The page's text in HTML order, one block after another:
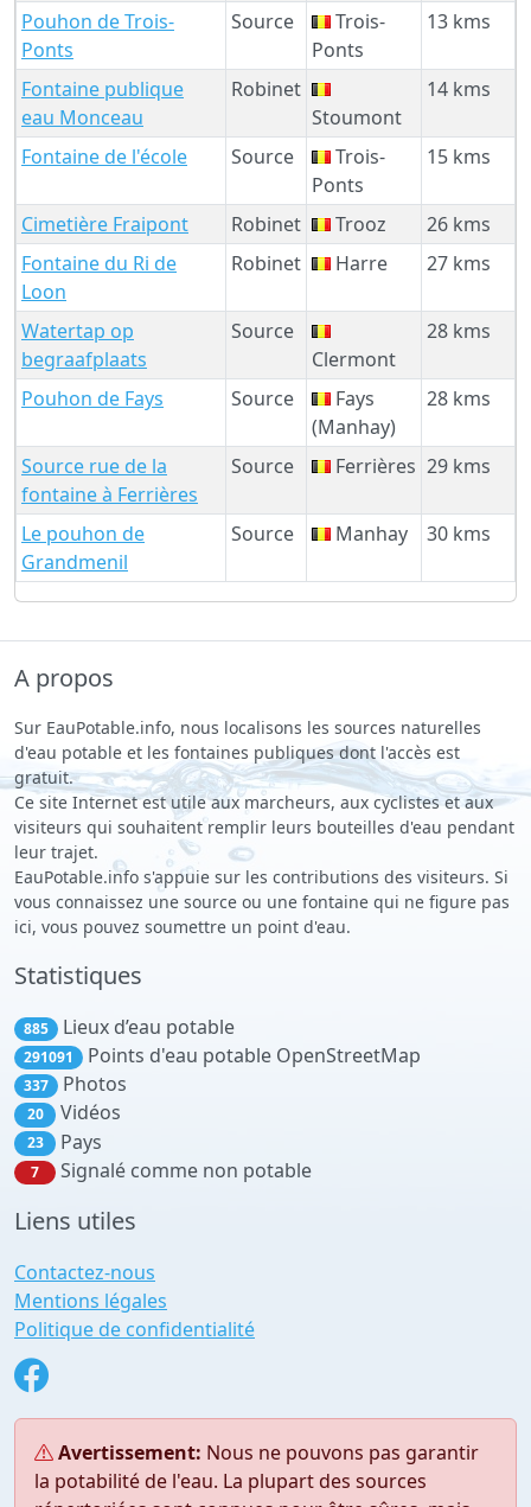
Pouhon de Trois-
Ponts
Source
Trois-
Ponts
13 kms
Fontaine publique
eau Monceau
Robinet
Stoumont
14 kms
Fontaine de l'école Source
Trois-
Ponts
15 kms
Cimetière Fraipont Robinet Trooz
26 kms
Fontaine du Ri de
Loon
Robinet Harre 27 kms
Watertap op
begraafplaats
Source
Clermont
28 kms
Pouhon de Fays Source
Fays
(Manhay)
28 kms
Source rue de la
fontaine à Ferrières
Source Ferrières 29 kms
Le pouhon de
Grandmenil
Source Manhay 30 kms
A propos
Sur EauPotable.info, nous localisons les sources naturelles
d'eau potable et les fontaines publiques dont l'accès est
gratuit.
Ce site Internet est utile aux marcheurs, aux cyclistes et aux
visiteurs qui souhaitent remplir leurs bouteilles d'eau pendant
leur trajet.
EauPotable.info s'appuie sur les contributions des visiteurs. Si
vous connaissez une source ou une fontaine qui ne figure pas
ici, vous pouvez soumettre un point d'eau.
Statistiques
885 Lieux d’eau potable
291091 Points d'eau potable OpenStreetMap
337 Photos
20 Vidéos
23 Pays
7 Signalé comme non potable
Liens utiles
Contactez-nous
Mentions légales
Politique de confidentialité
Avertissement: Nous ne pouvons pas garantir
la potabilité de l'eau. La plupart des sources